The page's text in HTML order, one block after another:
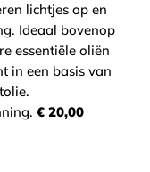
lichtjes op en
Ideaal bovenop
essentiële oliën
in een basis van
€ 20,00